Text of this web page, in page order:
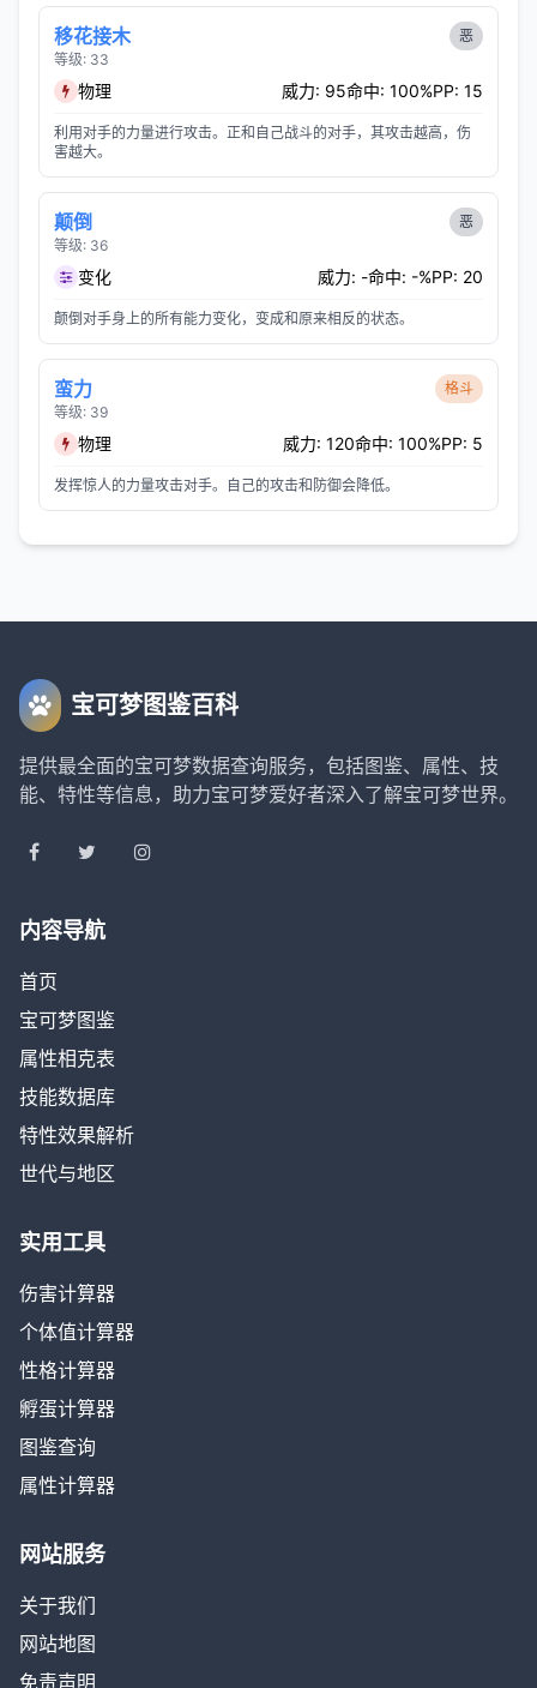
移花接木
等级: 33
恶
物理 威力: 95命中: 100%PP: 15
利用对手的力量进行攻击。正和自己战斗的对手，其攻击越高，伤
害越大。
颠倒
等级: 36
恶
变化 威力: -命中: -%PP: 20
颠倒对手身上的所有能力变化，变成和原来相反的状态。
蛮力
等级: 39
格斗
物理 威力: 120命中: 100%PP: 5
发挥惊人的力量攻击对手。自己的攻击和防御会降低。
宝可梦图鉴百科
提供最全面的宝可梦数据查询服务，包括图鉴、属性、技
能、特性等信息，助力宝可梦爱好者深入了解宝可梦世界。
内容导航
首页
宝可梦图鉴
属性相克表
技能数据库
特性效果解析
世代与地区
实用工具
伤害计算器
个体值计算器
性格计算器
孵蛋计算器
图鉴查询
属性计算器
网站服务
关于我们
网站地图
免责声明